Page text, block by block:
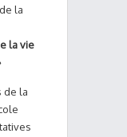
la
la vie
de la